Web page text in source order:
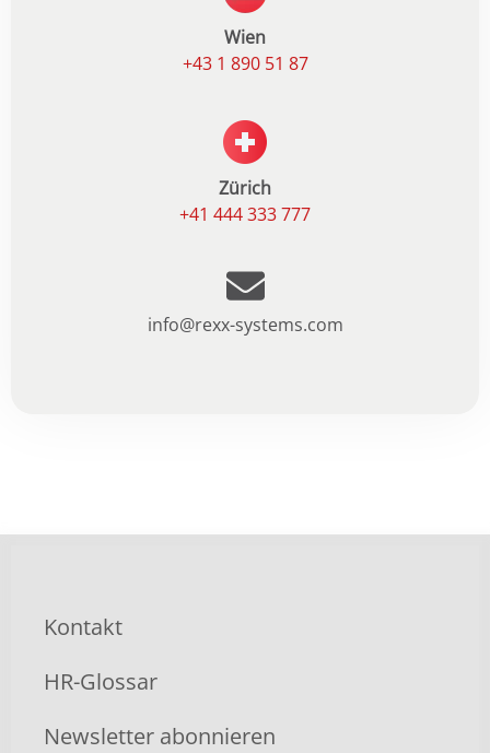
Wien
+43 1 890 51 87
Zürich
+41 444 333 777
info@rexx-systems.com
Kontakt
HR-Glossar
Newsletter abonnieren